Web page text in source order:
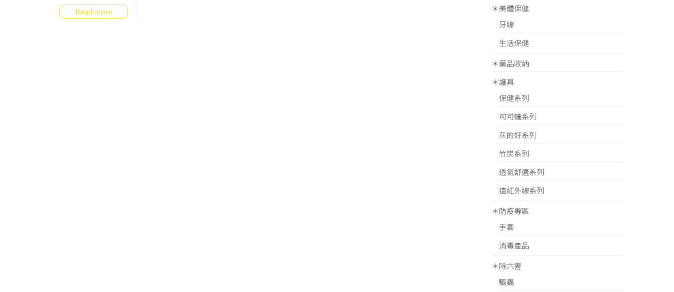
Read more
＊美體保健
牙線
生活保健
＊藥品收納
＊護具
保健系列
可可蟻系列
灰的好系列
竹炭系列
透氣舒適系列
遠紅外線系列
＊防疫專區
手套
消毒產品
＊除六害
驅蟲